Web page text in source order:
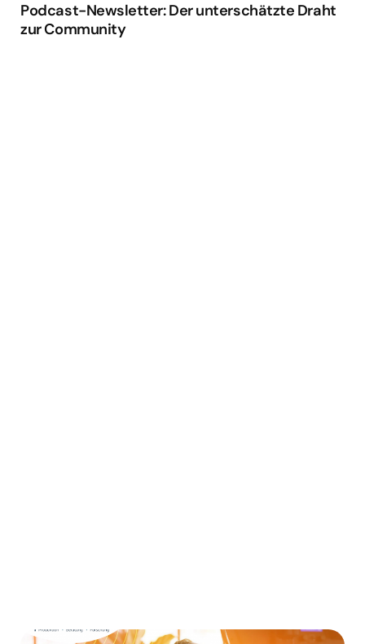
Podcast-Newsletter: Der unterschätzte Draht
zur Community